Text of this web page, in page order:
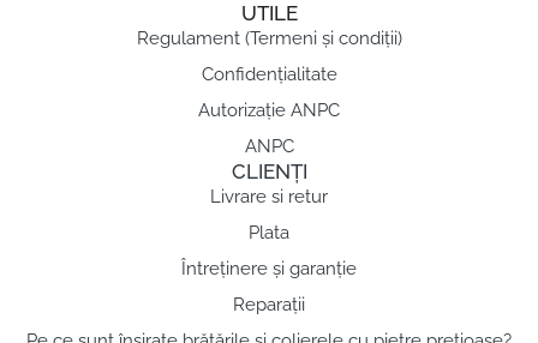
UTILE
Regulament (Termeni și condiții)
Confidențialitate
Autorizație ANPC
ANPC
CLIENȚI
Livrare si retur
Plata
Întreținere și garanție
Reparații